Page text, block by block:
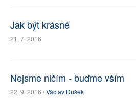
Jak být krásné
21. 7. 2016
Nejsme ničím - buďme vším
22. 9. 2016 /Václav Dušek